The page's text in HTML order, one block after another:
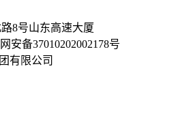
8号山东高速大厦
安备37010202002178号
有限公司